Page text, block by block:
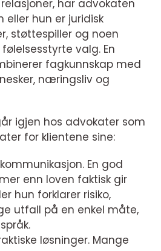
har advokaten
eller hun er juridisk
støttespiller og noen
valg. En
fagkunnskap med
næringsliv og
igjen hos advokater som
for klientene sine:
En god
enn loven faktisk gir
hun forklarer risiko,
utfall på en enkel måte,
løsninger. Mange